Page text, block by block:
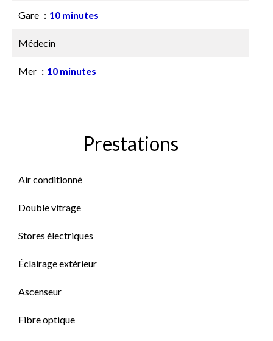
Gare 10 minutes
Médecin
Mer 10 minutes
Prestations
Air conditionné
Double vitrage
Stores électriques
Éclairage extérieur
Ascenseur
Fibre optique